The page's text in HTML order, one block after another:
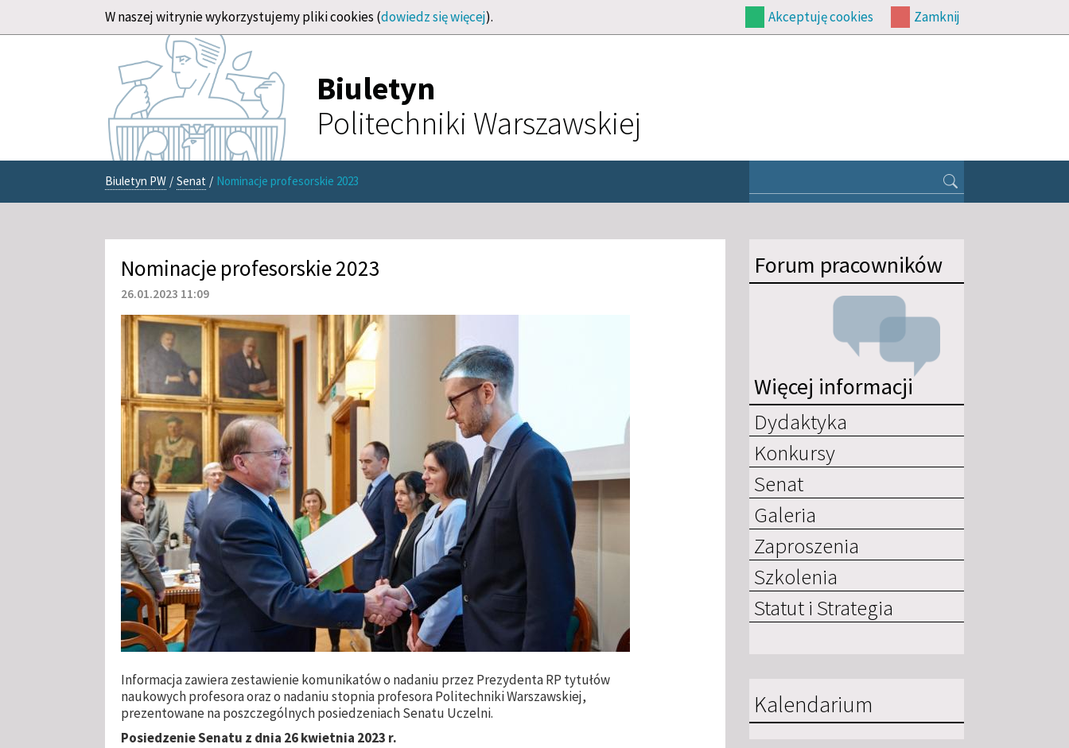
W naszej witrynie wykorzystujemy pliki cookies (dowiedz się więcej). Akceptuję cookies Zamknij
Biuletyn
Politechniki Warszawskiej
Biuletyn PW / Senat / Nominacje profesorskie 2023
Nominacje profesorskie 2023
26.01.2023 11:09
Informacja zawiera zestawienie komunikatów o nadaniu przez Prezydenta RP tytułów
naukowych profesora oraz o nadaniu stopnia profesora Politechniki Warszawskiej,
prezentowane na poszczególnych posiedzeniach Senatu Uczelni.
Posiedzenie Senatu z dnia 26 kwietnia 2023 r.
Forum pracowników
Więcej informacji
Dydaktyka
Konkursy
Senat
Galeria
Zaproszenia
Szkolenia
Statut i Strategia
Kalendarium